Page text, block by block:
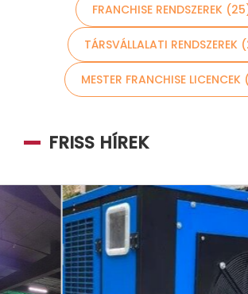
FRANCHISE RENDSZEREK
TÁRSVÁLLALATI RENDSZEREK
MESTER FRANCHISE
FRISS HÍREK